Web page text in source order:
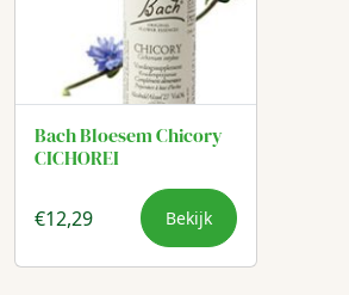
Bach Bloesem Chicory
CICHOREI
€12,29 Bekijk